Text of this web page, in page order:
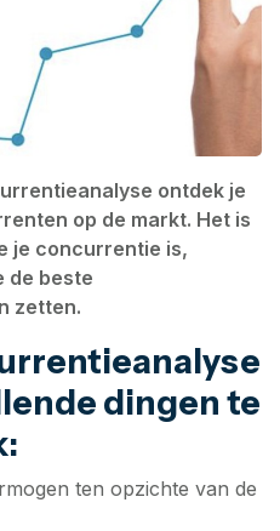
ontdek je
op de markt. Het is
je concurrentie is,
de beste
zetten.
dingen te
ten opzichte van de